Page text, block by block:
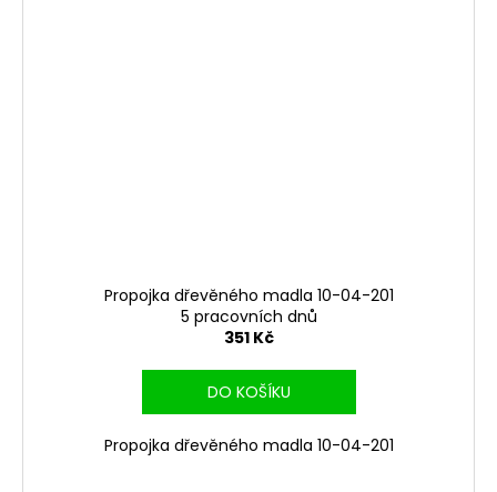
Propojka dřevěného madla 10-04-201
5 pracovních dnů
351 Kč
DO KOŠÍKU
Propojka dřevěného madla 10-04-201